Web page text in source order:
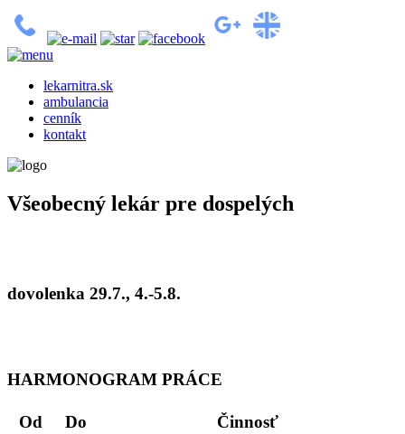
lekarnitra.sk
ambulancia
cenník
kontakt
Všeobecný lekár pre dospelých
dovolenka 29.7., 4.-5.8.
HARMONOGRAM PRÁCE
Od Do
Činnosť